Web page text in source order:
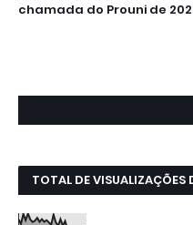
chamada do Prouni de
TOTAL DE VISUALIZAÇÕES